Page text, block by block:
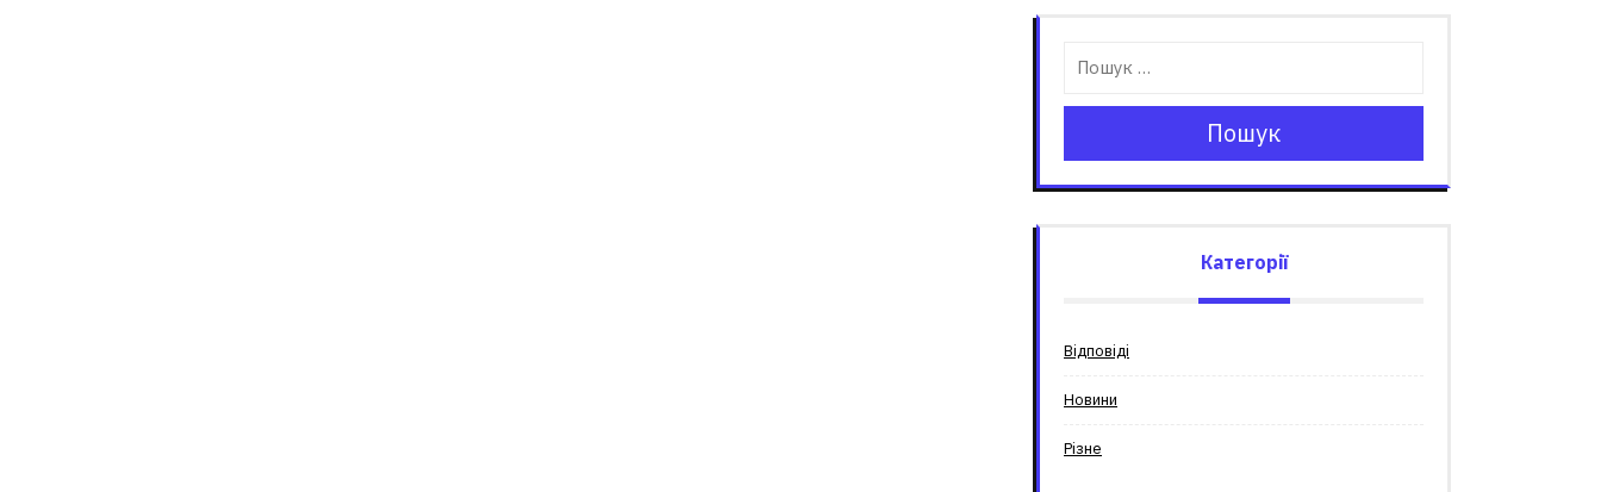
Пошук
Категорії
Відповіді
Новини
Різне